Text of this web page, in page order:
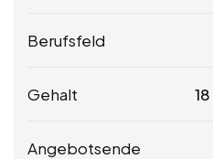
Berufsfeld
Gehalt 18
Angebotsende